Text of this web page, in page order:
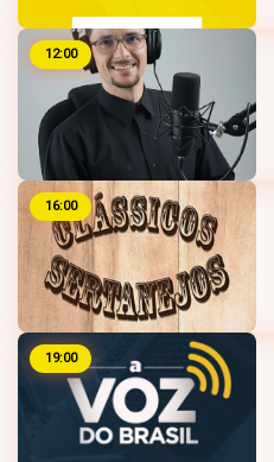
12:00
16:00
19:00